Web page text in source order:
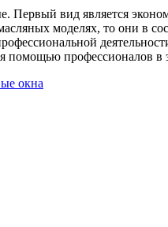
вид является
моделях, то они в
помощью профессионалов в
окна